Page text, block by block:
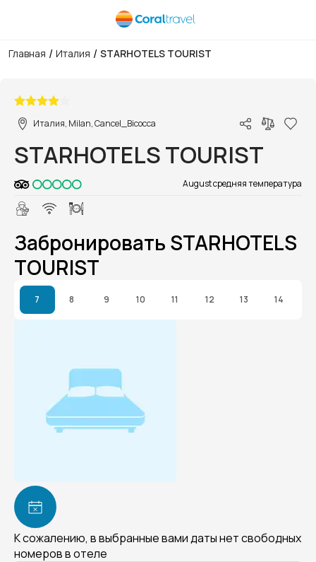
Главная / Италия / STARHOTELS TOURIST
Италия, Milan, Cancel_Bicocca
STARHOTELS TOURIST
August средняя температура
Забронировать STARHOTELS
TOURIST
7 8 9 10 11 12 13 14
К сожалению, в выбранные вами даты нет свободных
номеров в отеле